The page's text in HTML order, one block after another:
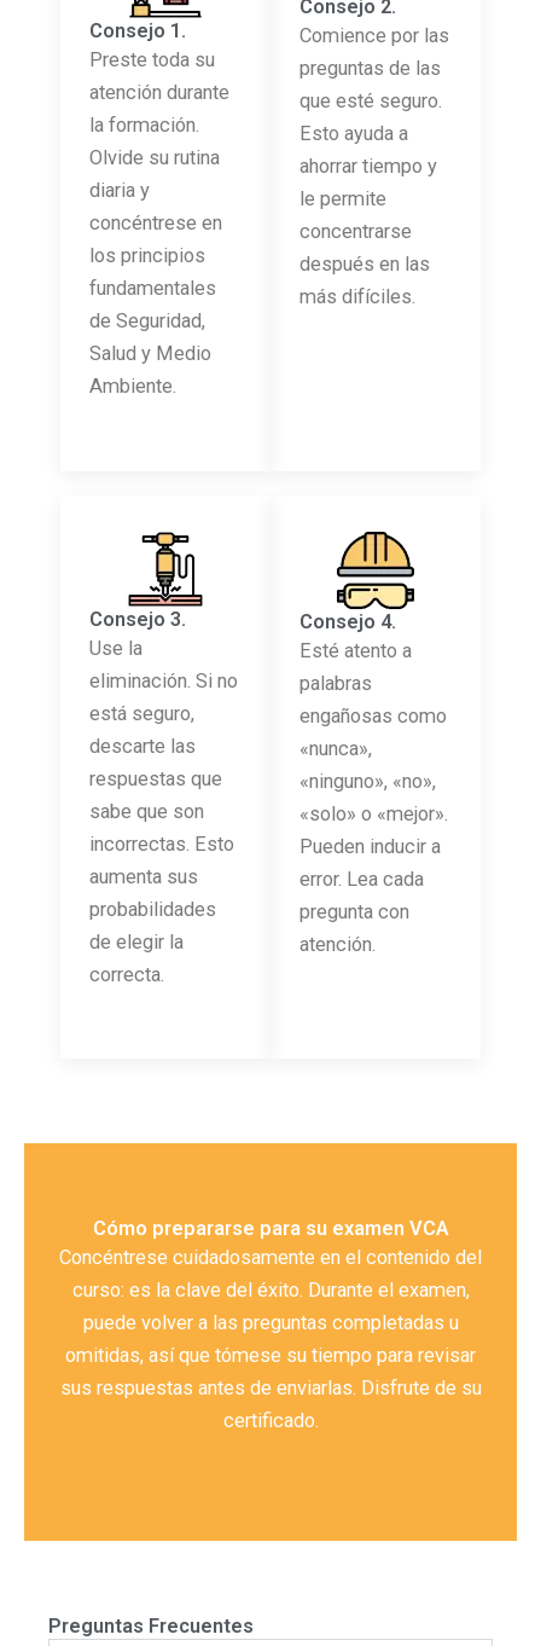
Consejo 1.
Preste toda su
atención durante
la formación.
Olvide su rutina
diaria y
concéntrese en
los principios
fundamentales
de Seguridad,
Salud y Medio
Ambiente.
Consejo 2.
Comience por las
preguntas de las
que esté seguro.
Esto ayuda a
ahorrar tiempo y
le permite
concentrarse
después en las
más difíciles.
Consejo 3.
Use la
eliminación. Si no
está seguro,
descarte las
respuestas que
sabe que son
incorrectas. Esto
aumenta sus
probabilidades
de elegir la
correcta.
Consejo 4.
Esté atento a
palabras
engañosas como
«nunca»,
«ninguno», «no»,
«solo» o «mejor».
Pueden inducir a
error. Lea cada
pregunta con
atención.
Cómo prepararse para su examen VCA
Concéntrese cuidadosamente en el contenido del
curso: es la clave del éxito. Durante el examen,
puede volver a las preguntas completadas u
omitidas, así que tómese su tiempo para revisar
sus respuestas antes de enviarlas. Disfrute de su
certificado.
Preguntas Frecuentes